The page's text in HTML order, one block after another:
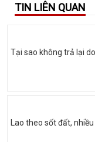
TIN LIÊN QUAN
Tại sao không trả lại
Lao theo sốt đất,